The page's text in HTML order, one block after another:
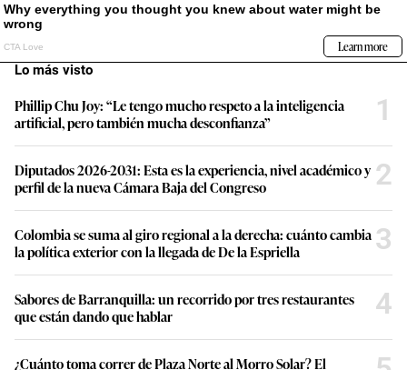
Lo más visto
Phillip Chu Joy: “Le tengo mucho respeto a la inteligencia
artificial, pero también mucha desconfianza”
1
Diputados 2026-2031: Esta es la experiencia, nivel académico y
perfil de la nueva Cámara Baja del Congreso
2
Colombia se suma al giro regional a la derecha: cuánto cambia
la política exterior con la llegada de De la Espriella
3
Sabores de Barranquilla: un recorrido por tres restaurantes
que están dando que hablar
4
¿Cuánto toma correr de Plaza Norte al Morro Solar? El